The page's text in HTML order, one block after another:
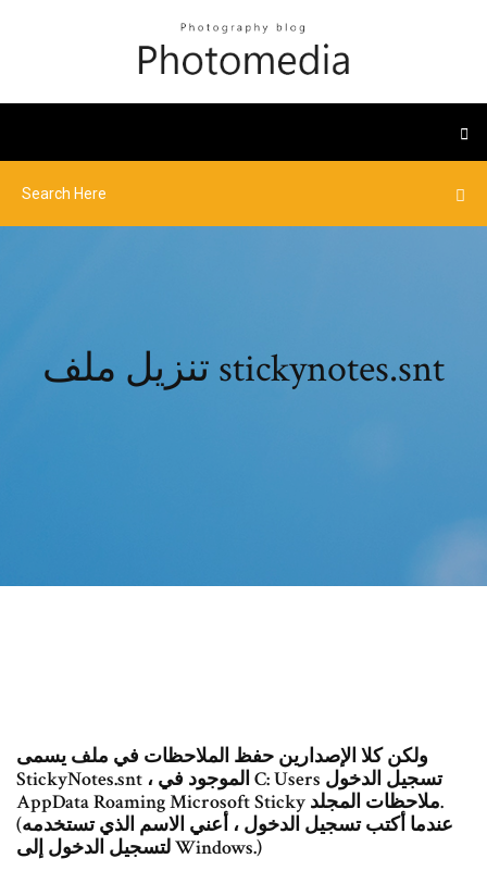
تنزيل ملف stickynotes.snt
ولكن كلا الإصدارين حفظ الملاحظات في ملف يسمى
StickyNotes.snt ، الموجود في C: Users تسجيل الدخول
AppData Roaming Microsoft Sticky ملاحظات المجلد.
(عندما أكتب تسجيل الدخول ، أعني الاسم الذي تستخدمه
لتسجيل الدخول إلى Windows.)